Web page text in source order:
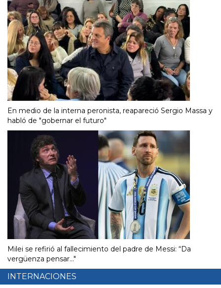
En medio de la interna peronista, reapareció Sergio Massa y
habló de "gobernar el futuro"
Milei se refirió al fallecimiento del padre de Messi: “Da
vergüenza pensar..."
INTERNACIONES